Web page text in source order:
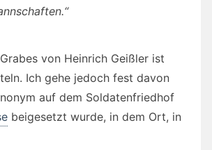
von Heinrich Geißler ist
Ich gehe jedoch fest davon
auf dem Soldatenfriedhof
beigesetzt wurde, in dem Ort, in